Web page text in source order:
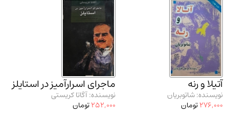
آتیلا و رنه
نویسنده: شاتوبریان
276,000تومان
ماجرای اسرارآمیز در استایلز
نویسنده: آگاتا کریستی
252,000تومان